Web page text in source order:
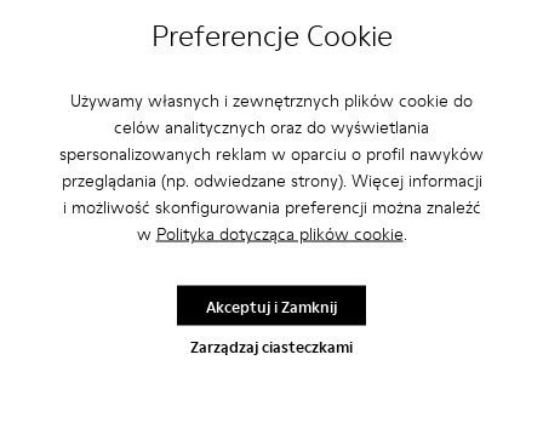
Preferencje Cookie
Używamy własnych i zewnętrznych plików cookie do
celów analitycznych oraz do wyświetlania
spersonalizowanych reklam w oparciu o profil nawyków
przeglądania (np. odwiedzane strony). Więcej informacji
i możliwość skonfigurowania preferencji można znaleźć
w Polityka dotycząca plików cookie.
Zarządzaj ciasteczkami
Akceptuj i Zamknij
Mala
Wąska
Anonymous·4 lata temu
Perfekt
Es ist mein dritter Pelotas-Schuh der perfekt sitzt und Halt bietet.
Allerdings: Das Schnürsenkel-System ist etwas gewöhnungsbedürftig.